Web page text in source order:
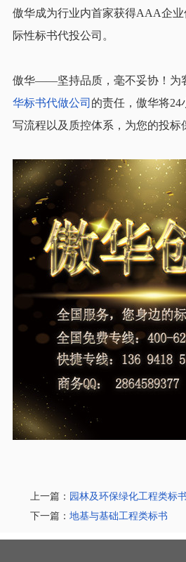
傲华成为行业内首家获得AAA企
际性标书代投公司。
傲华——坚持品质，毫不妥协！为
华标书代做公司 的责任，傲华将
写流程以及质控体系，为您的投标
上一篇： 园林及环保绿化工程类标书
下一篇： 地基与基础工程类标书